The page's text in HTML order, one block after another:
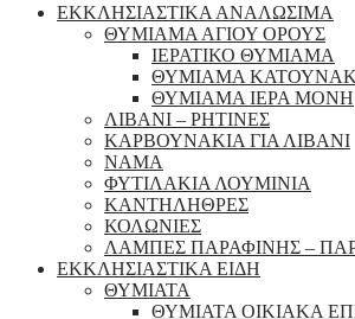
ΕΚΚΛΗΣΙΑΣΤΙΚΑ ΑΝΑΛΩΣΙΜΑ
ΘΥΜΙΑΜΑ ΑΓΙΟΥ ΟΡΟΥΣ
ΙΕΡΑΤΙΚΟ ΘΥΜΙΑΜΑ
ΘΥΜΙΑΜΑ
ΘΥΜΙΑΜΑ ΙΕΡΑ ΜΟΝΗ
ΛΙΒΑΝΙ – ΡΗΤΙΝΕΣ
ΚΑΡΒΟΥΝΑΚΙΑ ΓΙΑ ΛΙΒΑΝΙ
ΝΑΜΑ
ΦΥΤΙΛΑΚΙΑ ΛΟΥΜΙΝΙΑ
ΚΑΝΤΗΛΗΘΡΕΣ
ΚΟΛΩΝΙΕΣ
ΛΑΜΠΕΣ ΠΑΡΑΦΙΝΗΣ –
ΕΚΚΛΗΣΙΑΣΤΙΚΑ ΕΙΔΗ
ΘΥΜΙΑΤΑ
ΘΥΜΙΑΤΑ ΟΙΚΙΑΚΑ